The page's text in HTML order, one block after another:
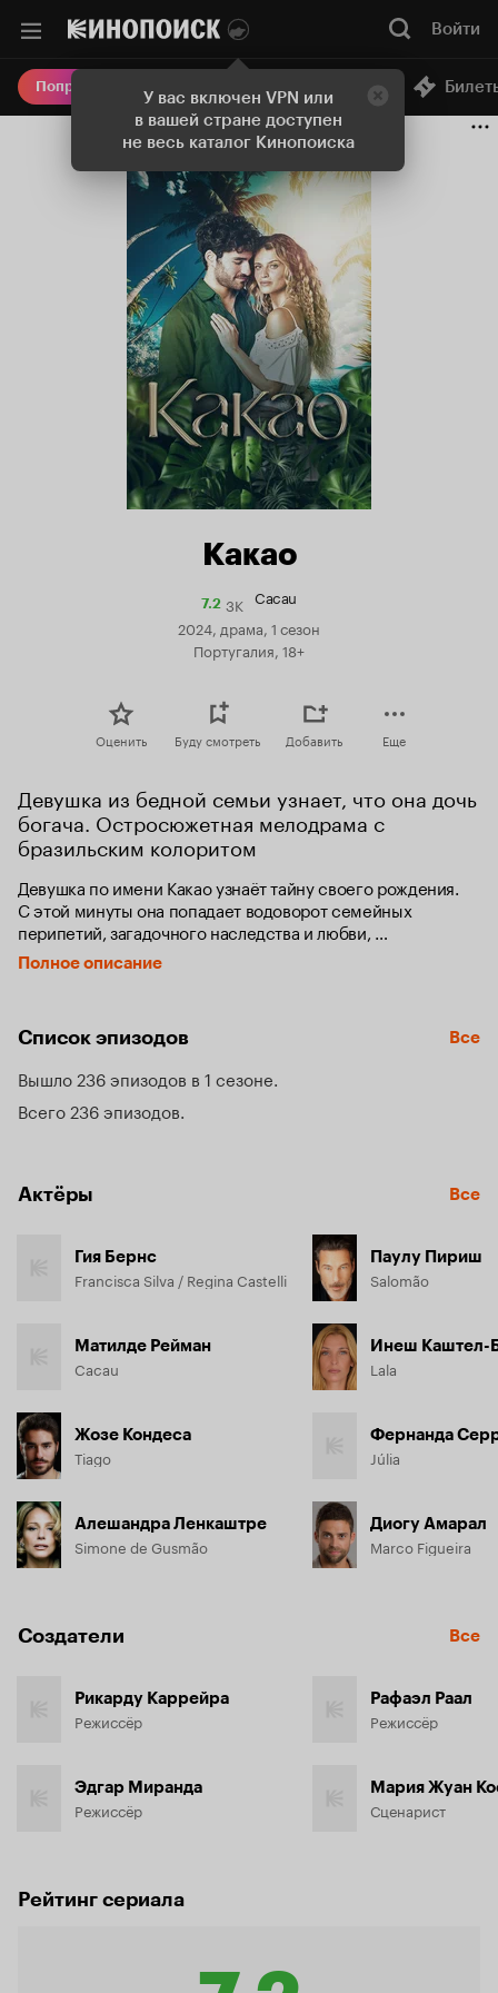
У вас включен VPN или
в вашей стране доступен
не весь каталог Кинопоиска
Войти
Попробовать Плюс Онлайн-кинотеатр
Какао
7.2Рейтинг
Кинопоиска
7.2
3K Cacau
2024, драма, 1 сезон
Португалия, 18+
Оценить Буду смотреть Добавить Еще
Девушка из бедной семьи узнает, что она дочь
богача. Остросюжетная мелодрама с
бразильским колоритом
Девушка по имени Какао узнаёт тайну своего рождения.
С этой минуты она попадает водоворот семейных
перипетий, загадочного наследства и любви,
подслащенной неотразимым вкусом шоколада местных
плантаций.
Полное описание
Список эпизодов Все
Вышло 236 эпизодов в 1 сезоне
Всего 236 эпизодов
Актёры Все
Гия Бернс
Francisca Silva / Regina Castelli
Матилде Рейман
Cacau
Жозе Кондеса
Tiago
Алешандра Ленкаштре
Simone de Gusmão
Паулу Пириш
Salomão
Инеш Каштел-
Lala
Фернанда
Júlia
Диогу Амарал
Marco Figueira
Создатели Все
Рикарду Каррейра
Режиссёр
Эдгар Миранда
Режиссёр
Рафаэл Раал
Режиссёр
Мария Жуан
Сценарист
Рейтинг сериала